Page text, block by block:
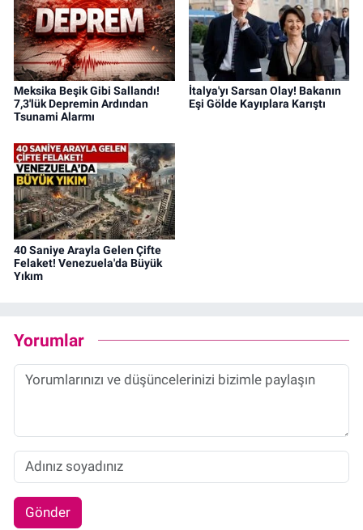
Meksika Beşik Gibi Sallandı!
7,3'lük Depremin Ardından
Tsunami Alarmı
İtalya'yı Sarsan Olay! Bakanın
Eşi Gölde Kayıplara Karıştı
40 Saniye Arayla Gelen Çifte
Felaket! Venezuela'da Büyük
Yıkım
Yorumlar
Gönder